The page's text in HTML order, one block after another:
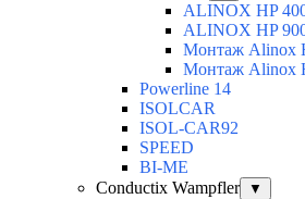
ALINOX HP
ALINOX HP
Монтаж Alinox
Монтаж Alinox
Powerline 14
ISOLCAR
ISOL-CAR92
SPEED
BI-ME
Conductix Wampfler
▼